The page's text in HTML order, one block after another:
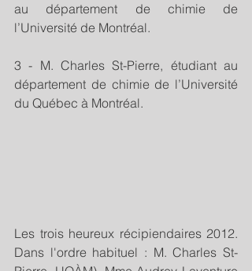
au département de chimie de
l’Université de Montréal.
3 - M. Charles St-Pierre, étudiant au
département de chimie de l’Université
du Québec à Montréal.
Les trois heureux récipiendaires 2012.
Dans l'ordre habituel : M. Charles St-